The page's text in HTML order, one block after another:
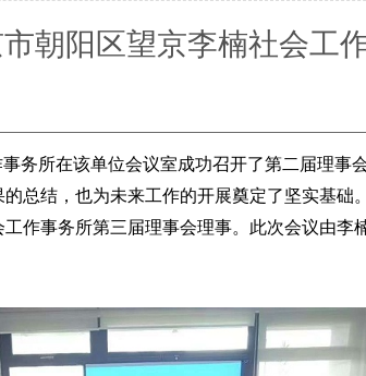
朝阳区望京李楠社会工
务所在该单位会议室成功召开了第二届理事
总结，也为未来工作的开展奠定了坚实基础
作事务所第三届理事会理事。此次会议由李